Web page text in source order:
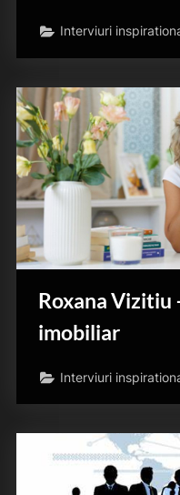
Interviuri
Roxana Vizitiu
imobiliar
Interviuri